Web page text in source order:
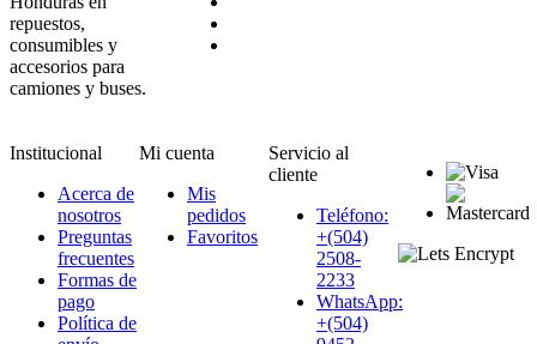
repuestos,
consumibles y
accesorios para
camiones y buses.
Institucional
Acerca de
nosotros
Preguntas
frecuentes
Formas de
pago
Política de
Mi cuenta
Mis
pedidos
Favoritos
Servicio al
cliente
Teléfono:
+(504)
2508-
2233
WhatsApp:
+(504)